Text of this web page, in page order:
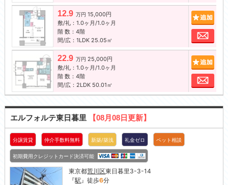
12.9 万円 15,000円
敷/礼：1.0ヶ月/1.0ヶ月
階 数：4階
間/広：1LDK 25.05㎡
お
22.9 万円 25,000円
敷/礼：1.0ヶ月/1.0ヶ月
階 数：4階
間/広：2LDK 50.01㎡
お
エルフォルテ東日暮里 【08月08日更新】
分譲賃貸 仲介手数料無料 新築/築浅 礼金ゼロ ペット相談
初期費用クレジットカード決済可能
東京都荒川区東日暮里3-3-14
『駅』徒歩6分